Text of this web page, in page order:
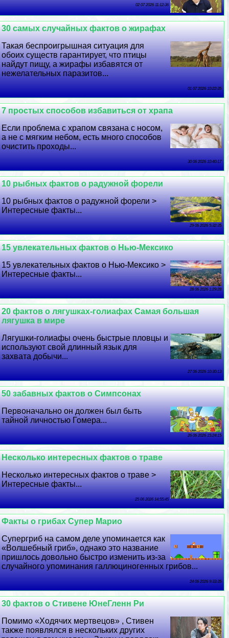
02 07 2026 11:12:36
30 самых случайных фактов о жирафах
Такая беспроигрышная ситуация для
обоих существ гарантирует, что птицы
найдут пищу, а жирафы избавятся от
нежелательных паразитов...
01 07 2026 10:22:35
7 простых способов избавиться от храпа
Если проблема с храпом связана с носом,
а не с мягким небом, есть много способов
очистить проходы...
30 06 2026 10:40:17
10 рыбных фактов о радужной форели
10 рыбных фактов о радужной форели >
Интересные факты...
29 06 2026 5:32:35
15 увлекательных фактов о Нью-Мексико
15 увлекательных фактов о Нью-Мексико >
Интересные факты...
28 06 2026 1:29:28
20 фактов о лягушках-голиафах Самая большая
лягушка в мире
Лягушки-голиафы очень быстрые пловцы и
используют свой длинный язык для
захвата добычи...
27 06 2026 10:30:13
50 забавных фактов о Симпсонах
Первоначально он должен был быть
тайной личностью Гомера...
26 06 2026 15:24:15
Несколько интересных фактов о траве
Несколько интересных фактов о траве >
Интересные факты...
25 06 2026 14:55:45
Факты о грибах Супер Марио
Супергриб на самом деле упоминается как
«Волшебный гриб», однако это название
пришлось довольно быстро изменить из-за
случайного упоминания галлюциногенных грибов...
24 06 2026 9:33:35
30 фактов о Стивене ЮнеГленн Ри
Помимо «Ходячих мертвецов» , Стивен
также появлялся в нескольких других